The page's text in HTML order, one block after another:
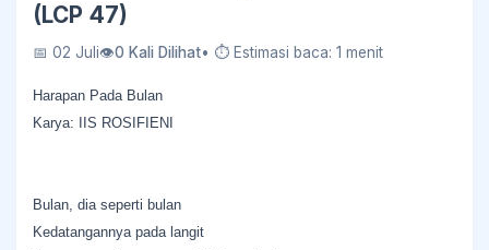
(LCP 47)
📅 02 Juli👁0 Kali Dilihat• ⏱ Estimasi baca: 1 menit
Harapan Pada Bulan
Karya: IIS ROSIFIENI
Bulan, dia seperti bulan
Kedatangannya pada langit